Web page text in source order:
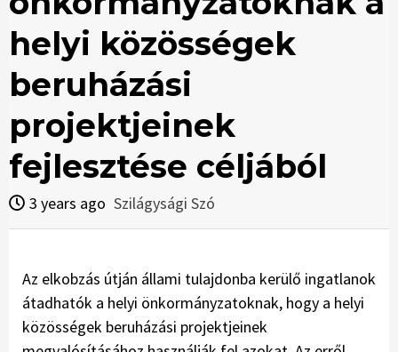
helyi közösségek
beruházási
projektjeinek
fejlesztése céljából
3 years ago Szilágysági Szó
Az elkobzás útján állami tulajdonba kerülő ingatlanok
átadhatók a helyi önkormányzatoknak, hogy a helyi
közösségek beruházási projektjeinek